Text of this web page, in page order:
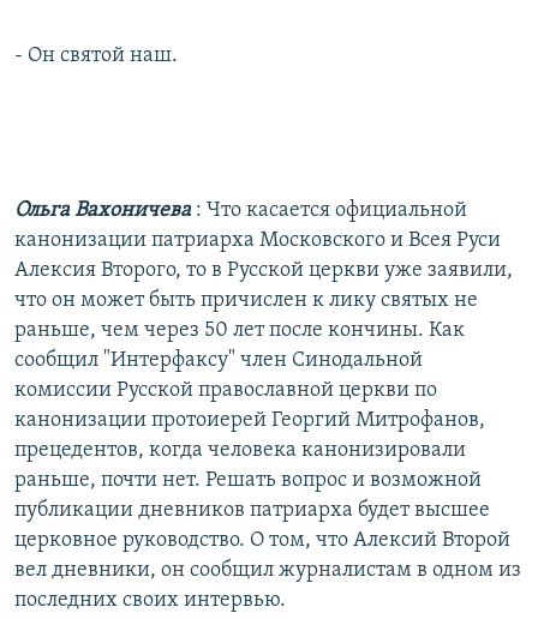
- Он святой наш.
Ольга Вахоничева : Что касается официальной
канонизации патриарха Московского и Всея Руси
Алексия Второго, то в Русской церкви уже заявили,
что он может быть причислен к лику святых не
раньше, чем через 50 лет после кончины. Как
сообщил "Интерфаксу" член Синодальной
комиссии Русской православной церкви по
канонизации протоиерей Георгий Митрофанов,
прецедентов, когда человека канонизировали
раньше, почти нет. Решать вопрос и возможной
публикации дневников патриарха будет высшее
церковное руководство. О том, что Алексий Второй
вел дневники, он сообщил журналистам в одном из
последних своих интервью.